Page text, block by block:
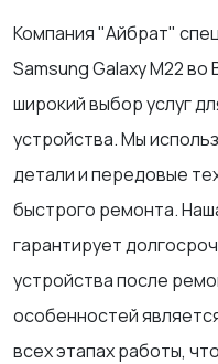
Компания "Айбрат"
Samsung Galaxy M22
широкий выбор услуг
устройства. Мы
детали и передовые
быстрого ремонта.
гарантирует
устройства после
особенностей
всех этапах работы,